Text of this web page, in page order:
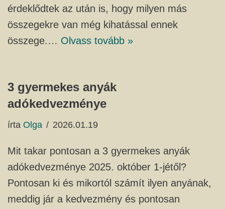
érdeklődtek az után is, hogy milyen más
összegekre van még kihatással ennek
összege.… Olvass tovább »
3 gyermekes anyák
adókedvezménye
írta Olga 2026.01.19
Mit takar pontosan a 3 gyermekes anyák
adókedvezménye 2025. október 1-jétől?
Pontosan ki és mikortól számít ilyen anyának,
meddig jár a kedvezmény és pontosan